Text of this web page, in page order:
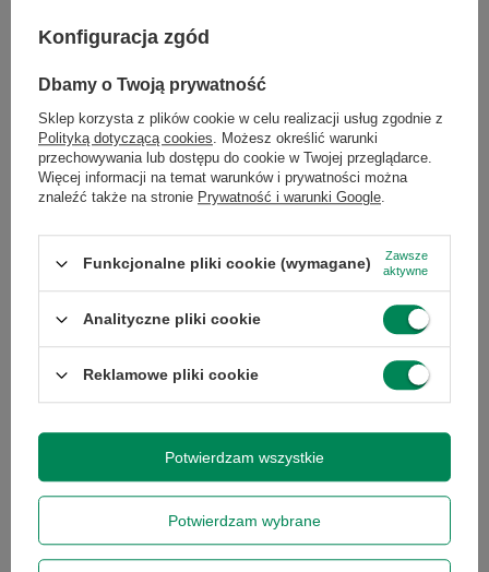
Przekątna
Kod producenta DELL-P3222QE
Przekątna
80
Rozdzielczość
3840 x 2160
IPS / PLS
5
Konfiguracja zgód
Dbamy o Twoją prywatność
Sklep korzysta z plików cookie w celu realizacji usług zgodnie z
Polityką dotyczącą cookies. Możesz określić warunki
przechowywania lub dostępu do cookie w Twojej przeglądarce.
Więcej informacji na temat warunków i prywatności można
znaleźć także na stronie Prywatność i warunki Google.
Funkcjonalne pliki cookie (wymagane)
Zawsze
aktywne
Analityczne pliki cookie
Reklamowe pliki cookie
Potwierdzam wybrane
Potwierdzam wszystkie